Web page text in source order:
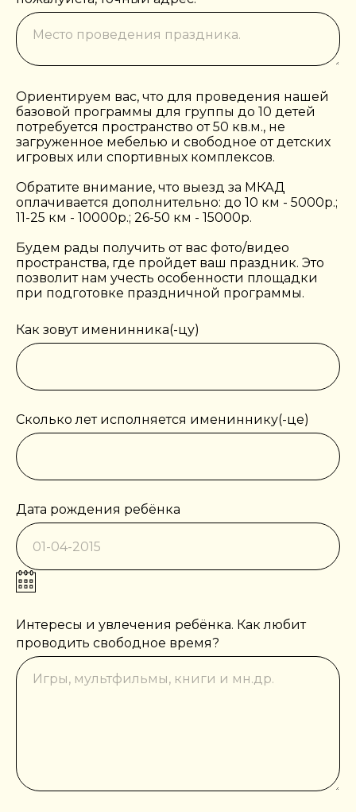
Ориентируем вас, что для проведения нашей
базовой программы для группы до 10 детей
потребуется пространство от 50 кв.м., не
загруженное мебелью и свободное от детских
игровых или спортивных комплексов.
Обратите внимание, что выезд за МКАД
оплачивается дополнительно: до 10 км - 5000р.;
11-25 км - 10000р.; 26-50 км - 15000р.
Будем рады получить от вас фото/видео
пространства, где пройдет ваш праздник. Это
позволит нам учесть особенности площадки
при подготовке праздничной программы.
Как зовут именинника(-цу)
Сколько лет исполняется имениннику(-це)
Дата рождения ребёнка
Интересы и увлечения ребёнка. Как любит
проводить свободное время?